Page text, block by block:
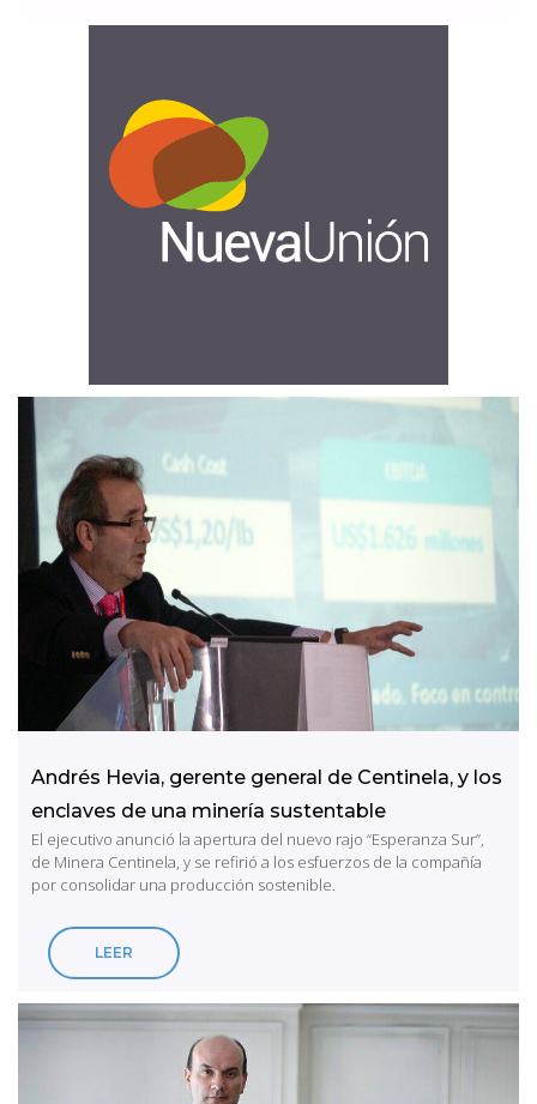
Andrés Hevia, gerente general de Centinela, y los
enclaves de una minería sustentable
El ejecutivo anunció la apertura del nuevo rajo “Esperanza Sur”,
de Minera Centinela, y se refirió a los esfuerzos de la compañía
por consolidar una producción sostenible.
LEER